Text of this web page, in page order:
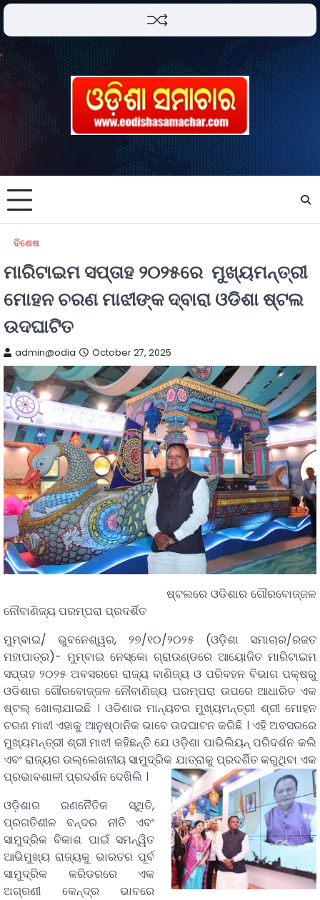
ବିଶେଷ
ମାରିଟାଇମ ସପ୍ତାହ ୨୦୨୫ରେ ମୁଖ୍ୟମନ୍ତ୍ରୀ
ମୋହନ ଚରଣ ମାଝୀଙ୍କ ଦ୍ବାରା ଓଡିଶା ଷ୍ଟଲ
ଉଦଘାଟିତ
admin@odia October 27, 2025
ଷ୍ଟଲରେ ଓଡିଶାର ଗୌରବୋଜ୍ଜଳ
ନୌବାଣିଜ୍ୟ ପରମ୍ପରା ପ୍ରଦର୍ଶିତ
ମୁମ୍ବାଇ/ ଭୁବନେଶ୍ୱର, ୨୭/୧୦/୨୦୨୫ (ଓଡ଼ିଶା ସମାଚାର/ରଜତ
ମହାପାତ୍ର)- ମୁମ୍ବାଇ ନେସ୍କୋ ଗ୍ରାଉଣ୍ଡରେ ଆୟୋଜିତ ମାରିଟାଇମ
ସପ୍ତାହ ୨୦୨୫ ଅବସରରେ ରାଜ୍ୟ ବାଣିଜ୍ୟ ଓ ପରିବହନ ବିଭାଗ ପକ୍ଷରୁ
ଓଡିଶାର ଗୌରବୋଜ୍ଜଳ ନୌବାଣିଜ୍ୟ ପରମ୍ପରା ଉପରେ ଆଧାରିତ ଏକ
ଷ୍ଟଲ୍ ଖୋଲାଯାଇଛି । ଓଡିଶାର ମାନ୍ୟବର ମୁଖ୍ୟମନ୍ତ୍ରୀ ଶ୍ରୀ ମୋହନ
ଚରଣ ମାଝୀ ଏହାକୁ ଆନୁଷ୍ଠାନିକ ଭାବେ ଉଦଘାଟନ କରିଛି । ଏହି ଅବସରରେ
ମୁଖ୍ୟମନ୍ତ୍ରୀ ଶ୍ରୀ ମାଝୀ କହିଛନ୍ତି ଯେ ଓଡ଼ିଶା ପାଭିଲିୟନ୍ ପରିଦର୍ଶନ କଲି
ଏବଂ ରାଜ୍ୟର ଉଲ୍ଲେଖନୀୟ ସାମୁଦ୍ରିକ ଯାତ୍ରାକୁ ପ୍ରଦର୍ଶିତ କରୁଥିବା ଏକ
ପ୍ରଭାବଶାଳୀ ପ୍ରଦର୍ଶନ ଦେଖିଲି ।
ଓଡ଼ିଶାର ରଣନୈତିକ ସ୍ଥିତି,
ପ୍ରଗତିଶୀଳ ବନ୍ଦର ନୀତି ଏବଂ
ସାମୁଦ୍ରିକ ବିକାଶ ପାଇଁ ସମନ୍ୱିତ
ଆଭିମୁଖ୍ୟ ରାଜ୍ୟକୁ ଭାରତର ପୂର୍ବ
ସାମୁଦ୍ରିକ କରିଡରରେ ଏକ
ଅଗ୍ରଣୀ କେନ୍ଦ୍ର ଭାବରେ